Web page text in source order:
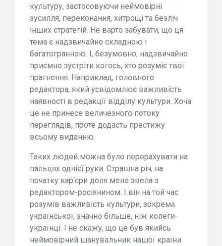
культуру, застосовуючи неймовірні
зусилля, переконання, хитрощі та безліч
інших стратегій. Не варто забувати, що ця
тема є надзвичайно складною і
багатогранною. І, безумовно, надзвичайно
приємно зустріти когось, хто розуміє твої
прагнення. Наприклад, головного
редактора, який усвідомлює важливість
наявності в редакції відділу культури. Хоча
це не принесе величезного потоку
переглядів, проте додасть престижу
всьому виданню.
Таких людей можна було перерахувати на
пальцях однієї руки. Страшна річ, на
початку кар'єри доля мене звела з
редактором-росіянином. І він на той час
розумів важливість культури, зокрема
української, значно більше, ніж колеги-
українці. І не скажу, що це був якийсь
неймовірний шанувальник нашої країни.